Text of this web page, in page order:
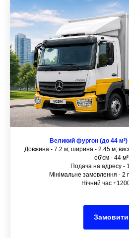
Великий фургон (до 44
Довжина - 7.2 м; ширина - 2.45 м;
об'єм - 44 м³
Подача на адресу -
Мінімальне замовлення - 2
Нічний час
Замовити